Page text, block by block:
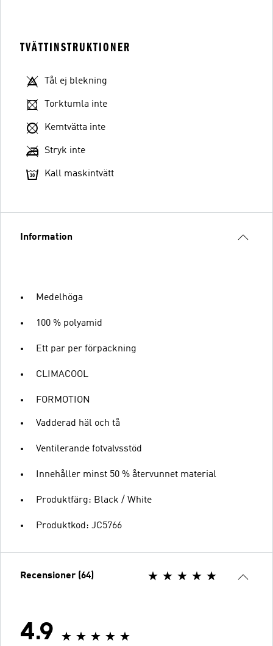
TVÄTTINSTRUKTIONER
Tål ej blekning
Torktumla inte
Kemtvätta inte
Stryk inte
Kall maskintvätt
Information
Medelhöga
100 % polyamid
Ett par per förpackning
CLIMACOOL
FORMOTION
Vadderad häl och tå
Ventilerande fotvalvsstöd
Innehåller minst 50 % återvunnet material
Produktfärg: Black / White
Produktkod: JC5766
Recensioner (64)
4.9